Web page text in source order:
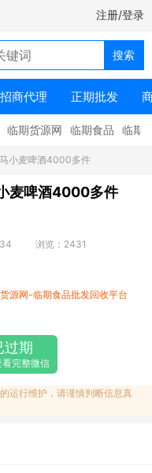
注册/登录
招商代理 正期批发
临期货源网 临期食品 临期
小麦啤酒4000多件
麦啤酒4000多件
浏览：2431
源网-临期食品批发回收平台
过期
看完整微信
运行维护，请谨慎判断信息真